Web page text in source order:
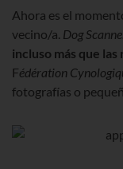
Ahora es el
vecino/a. Dog
incluso más que
Fédération
fotografías o